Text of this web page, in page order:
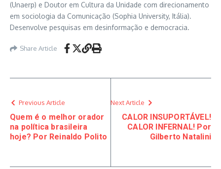
(Unaerp) e Doutor em Cultura da Unidade com direcionamento
em sociologia da Comunicação (Sophia University, Itália).
Desenvolve pesquisas em desinformação e democracia.
Share Article
Previous Article
Quem é o melhor orador
na política brasileira
hoje? Por Reinaldo Polito
Next Article
CALOR INSUPORTÁVEL!
CALOR INFERNAL! Por
Gilberto Natalini